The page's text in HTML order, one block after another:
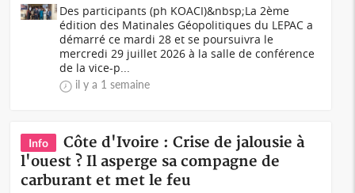
Des participants (ph KOACI)&nbsp;La 2ème
édition des Matinales Géopolitiques du LEPAC a
démarré ce mardi 28 et se poursuivra le
mercredi 29 juillet 2026 à la salle de conférence
de la vice-p...
il y a 1 semaine
Info
Côte d'Ivoire : Crise de jalousie à
l'ouest ? Il asperge sa compagne de
carburant et met le feu